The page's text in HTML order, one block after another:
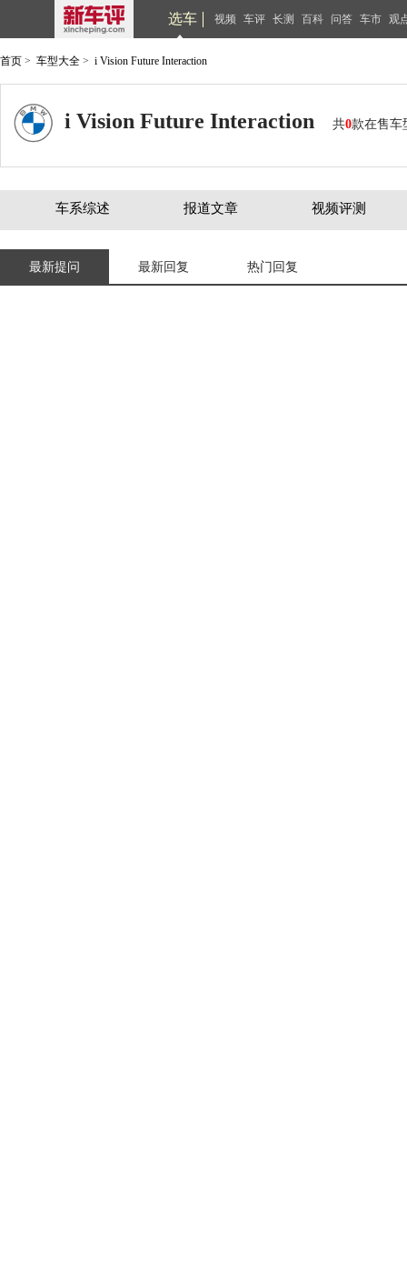
选车 视频 车评 长测 百科 问答 车市 观
首页 > 车型大全 > i Vision Future Interaction
i Vision Future Interaction 共0款在售车
车系综述 报道文章 视频评测
最新提问 最新回复 热门回复